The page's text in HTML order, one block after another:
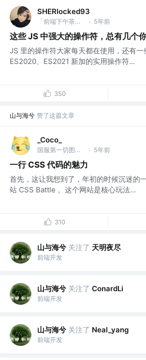
SHERlocked93
「前端下午茶」「CPP下午茶」公众号 · 5年前
这些 JS 中强大的操作符，总有几个
JS 里的操作符大家每天都在使用，还有一
ES2020、ES2021 新加的实用操作符...
350
山与海兮 赞了这篇文章
_Coco_
国服第一切图仔 @Shopee · 5年前
一行 CSS 代码的魅力
首先，这让我想到了，年初的时候沉迷的
站 CSS Battle 。这个网站是核心玩法...
310
山与海兮 关注了 天明夜尽
前端开发
山与海兮 关注了 ConardLi
前端开发
山与海兮 关注了 Neal_yang
前端开发